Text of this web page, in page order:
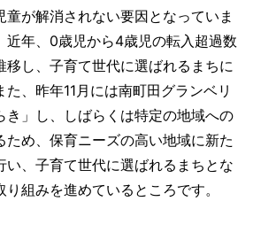
童が解消されない要因となっていま
近年、0歳児から4歳児の転入超過数
移し、子育て世代に選ばれるまちに
、昨年11月には南町田グランベリ
き」し、しばらくは特定の地域への
ため、保育ニーズの高い地域に新た
い、子育て世代に選ばれるまちとな
組みを進めているところです。